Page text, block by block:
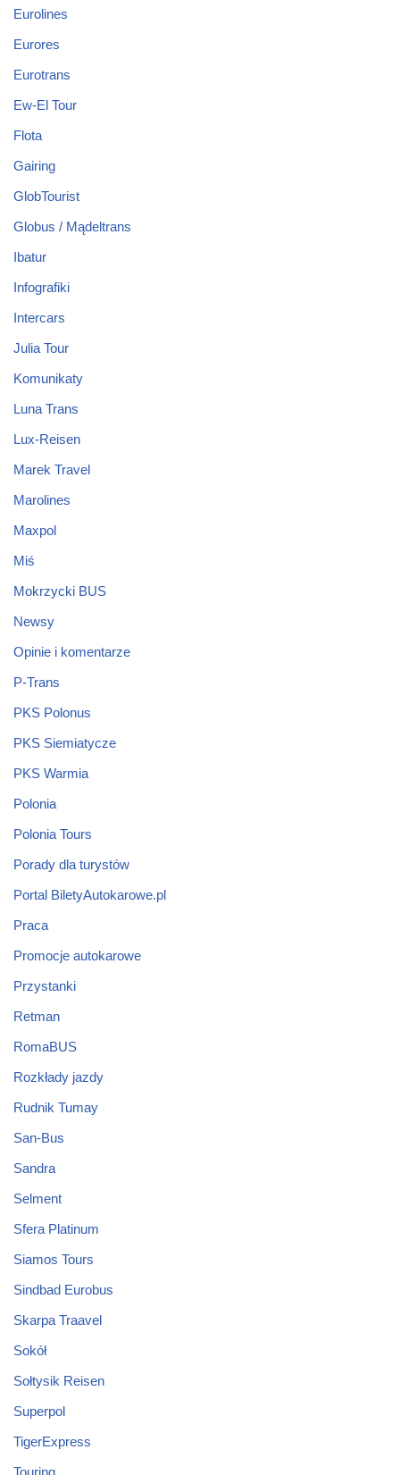
Eurolines
Eurores
Eurotrans
Ew-El Tour
Flota
Gairing
GlobTourist
Globus / Mądeltrans
Ibatur
Infografiki
Intercars
Julia Tour
Komunikaty
Luna Trans
Lux-Reisen
Marek Travel
Marolines
Maxpol
Miś
Mokrzycki BUS
Newsy
Opinie i komentarze
P-Trans
PKS Polonus
PKS Siemiatycze
PKS Warmia
Polonia
Polonia Tours
Porady dla turystów
Portal BiletyAutokarowe.pl
Praca
Promocje autokarowe
Przystanki
Retman
RomaBUS
Rozkłady jazdy
Rudnik Tumay
San-Bus
Sandra
Selment
Sfera Platinum
Siamos Tours
Sindbad Eurobus
Skarpa Traavel
Sokół
Sołtysik Reisen
Superpol
TigerExpress
Touring